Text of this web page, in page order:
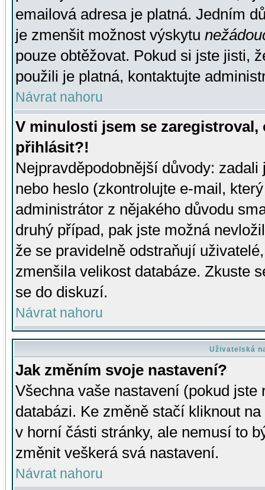
emailová adresa je platná. Jedním
je zmenšit možnost výskytu
pouze obtěžovat. Pokud si jste jisti,
použili je platná, kontaktujte
Návrat nahoru
V minulosti jsem se
přihlásit?!
Nejpravděpodobnější důvody:
nebo heslo (zkontrolujte e-mail,
administrátor z nějakého důvodu
druhý případ, pak jste možná
že se pravidelně odstraňují
zmenšila velikost databáze. Zkuste
se do diskuzí.
Návrat nahoru
Uživatelská
Jak změním svoje nastavení?
Všechna vaše nastavení (pokud
databázi. Ke změně stačí kliknout
v horní části stránky, ale nemusí to
změnit veškerá svá nastavení.
Návrat nahoru